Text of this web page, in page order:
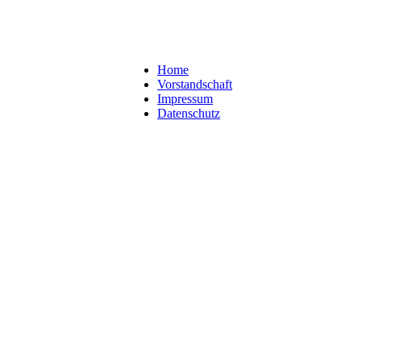
Home
Vorstandschaft
Impressum
Datenschutz